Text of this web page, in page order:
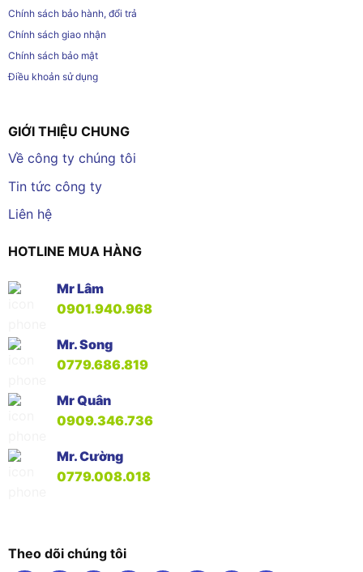
Chính sách bảo hành, đổi trả
Chính sách giao nhận
Chính sách bảo mật
Điều khoản sử dụng
GIỚI THIỆU CHUNG
Về công ty chúng tôi
Tin tức công ty
Liên hệ
HOTLINE MUA HÀNG
Mr Lâm
0901.940.968
Mr. Song
0779.686.819
Mr Quân
0909.346.736
Mr. Cường
0779.008.018
Theo dõi chúng tôi